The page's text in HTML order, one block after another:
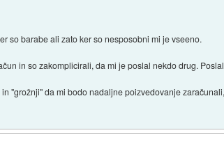
so barabe ali zato ker so nesposobni mi je vseeno.
in so zakomplicirali, da mi je poslal nekdo drug.
"grožnji" da mi bodo nadaljne poizvedovanje